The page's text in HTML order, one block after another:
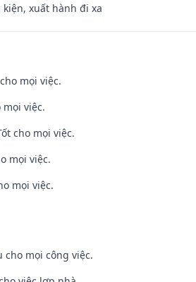
kiện, xuất hành đi xa
mọi việc.
mọi việc.
cho mọi việc.
mọi việc.
mọi việc.
cho mọi công việc.